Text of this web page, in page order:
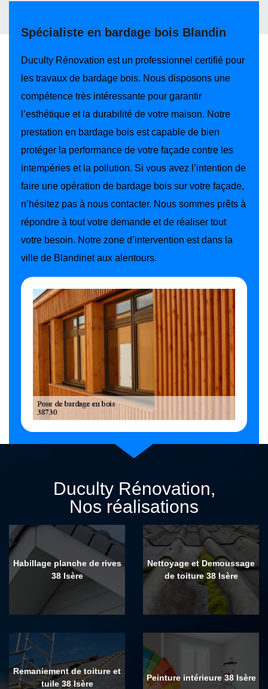
Spécialiste en bardage bois Blandin
Duculty Rénovation est un professionnel certifié pour
les travaux de bardage bois. Nous disposons une
compétence très intéressante pour garantir
l’esthétique et la durabilité de votre maison. Notre
prestation en bardage bois est capable de bien
protéger la performance de votre façade contre les
intempéries et la pollution. Si vous avez l’intention de
faire une opération de bardage bois sur votre façade,
n’hésitez pas à nous contacter. Nous sommes prêts à
répondre à tout votre demande et de réaliser tout
votre besoin. Notre zone d’intervention est dans la
ville de Blandinet aux alentours.
Duculty Rénovation,
Nos réalisations
Habillage planche de rives
38 Isère
Nettoyage et Demoussage
de toiture 38 Isère
Remaniement de toiture et
tuile 38 Isère
Peinture intérieure 38 Isère